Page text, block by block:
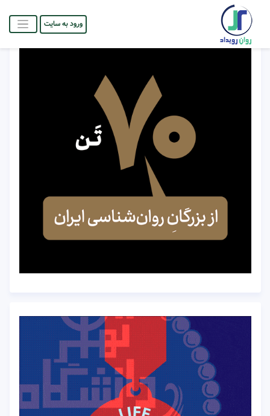
ورود به سایت